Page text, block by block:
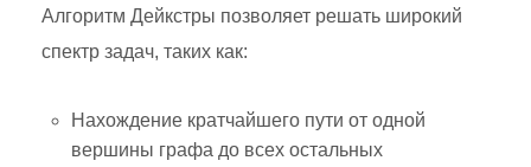
Алгоритм Дейкстры позволяет решать широкий
спектр задач, таких как:
Нахождение кратчайшего пути от одной
вершины графа до всех остальных